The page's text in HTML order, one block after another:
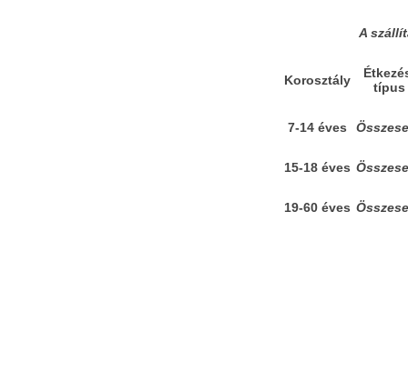
A
Korosztály
típus
7-14 éves
15-18 éves
19-60 éves